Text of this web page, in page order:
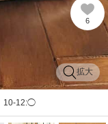
6
拡大
10-12:◯